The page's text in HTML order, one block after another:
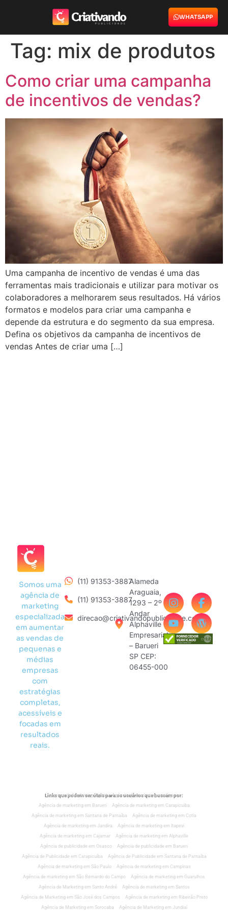
WHATSAPP
Tag: mix de produtos
Como criar uma campanha
de incentivos de vendas?
Uma campanha de incentivo de vendas é uma das
ferramentas mais tradicionais e utilizar para motivar os
colaboradores a melhorarem seus resultados. Há vários
formatos e modelos para criar uma campanha e
depende da estrutura e do segmento da sua empresa.
Defina os objetivos da campanha de incentivos de
vendas Antes de criar uma […]
Somos uma
agência de
marketing
especializada
em aumentar
as vendas de
pequenas e
médias
empresas
com
estratégias
completas,
acessíveis e
focadas em
resultados
reais.
(11) 91353-3887
(11) 91353-3887
direcao@criativandopublicidade.com
Alameda
Araguaia,
1293 – 2º
Andar
Alphaville
Empresarial
– Barueri
SP CEP:
06455-000
Links que podem ser úteis para os usuários que buscam por:
Empresa de Marketing Digital
Agência de marketing em Osasco
Agência de marketing em Barueri
Agência de marketing em Carapicuiba
Agência de marketing em Santana de Parnaíba
Agência de marketing em Cotia
Agência de marketing em Jandira
Agência de marketing em Itapevi
Agência de marketing em Cajamar
Agência de marketing em Alphaville
Agência de publicidade em Osasco
Agência de publicidade em Barueri
Agência de Publicidade em Carapicuíba
Agência de Publicidade em Santana de Parnaíba
Agência de marketing em São Paulo
Agência de marketing em Campinas
Agência de marketing em São Bernardo do Campo
Agência de marketing em Guarulhos
Agência de Marketing em Santo André
Agência de marketing em Santos
Agência de Marketing em São José dos Campos
Agência de marketing em Ribeirão Preto
Agência de Marketing em Sorocaba
Agência de Marketing em Jundiaí